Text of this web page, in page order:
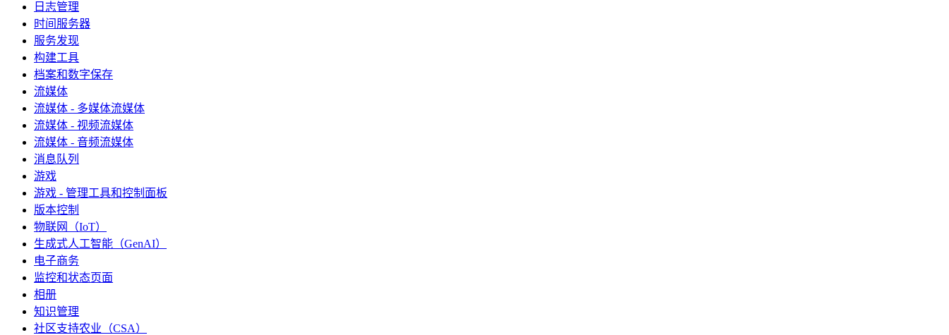
日志管理
时间服务器
服务发现
构建工具
档案和数字保存
流媒体
流媒体 - 多媒体流媒体
流媒体 - 视频流媒体
流媒体 - 音频流媒体
消息队列
游戏
游戏 - 管理工具和控制面板
版本控制
物联网（IoT）
生成式人工智能（GenAI）
电子商务
监控和状态页面
相册
知识管理
社区支持农业（CSA）